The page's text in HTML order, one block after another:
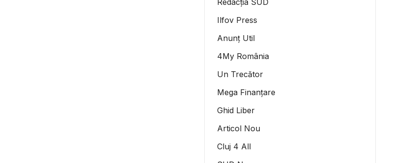
Redacția SUD
Ilfov Press
Anunț Util
4My România
Un Trecător
Mega Finanțare
Ghid Liber
Articol Nou
Cluj 4 All